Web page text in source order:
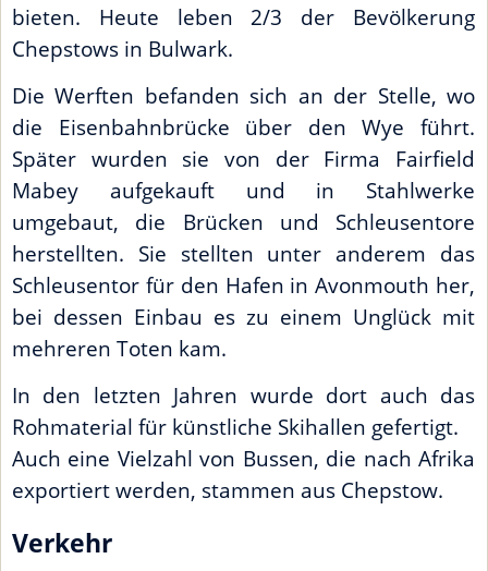
bieten. Heute leben 2/3 der Bevölkerung
Chepstows in Bulwark.
Die Werften befanden sich an der Stelle, wo
die Eisenbahnbrücke über den Wye führt.
Später wurden sie von der Firma Fairfield
Mabey aufgekauft und in Stahlwerke
umgebaut, die Brücken und Schleusentore
herstellten. Sie stellten unter anderem das
Schleusentor für den Hafen in Avonmouth her,
bei dessen Einbau es zu einem Unglück mit
mehreren Toten kam.
In den letzten Jahren wurde dort auch das
Rohmaterial für künstliche Skihallen gefertigt.
Auch eine Vielzahl von Bussen, die nach Afrika
exportiert werden, stammen aus Chepstow.
Verkehr